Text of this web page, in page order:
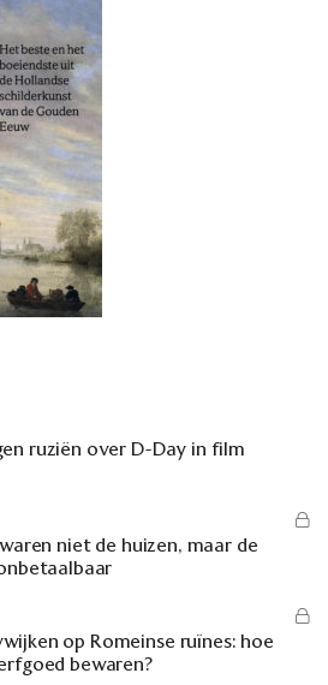
ruziën over D-Day in film
niet de huizen, maar de
op Romeinse ruïnes: hoe
bewaren?